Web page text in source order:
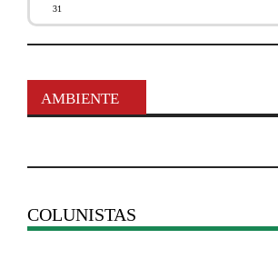
31
AMBIENTE
COLUNISTAS